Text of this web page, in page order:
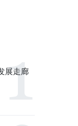
展走廊